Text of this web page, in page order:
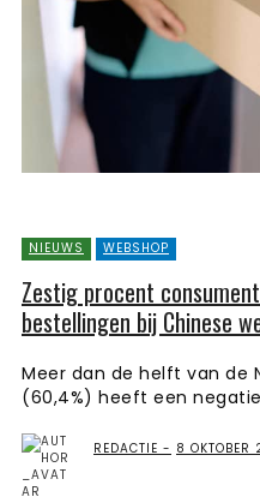
NIEUWS WEBSHOP
Zestig procent
bestellingen bij Chinese
Meer dan de helft van de
(60,4%) heeft een
REDACTIE 8 OKTOBER